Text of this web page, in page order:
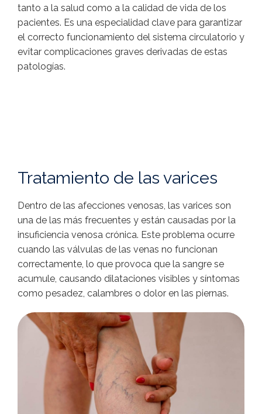
tanto a la salud como a la calidad de vida de los
pacientes. Es una especialidad clave para garantizar
el correcto funcionamiento del sistema circulatorio y
evitar complicaciones graves derivadas de estas
patologías.
Tratamiento de las varices
Dentro de las afecciones venosas, las varices son
una de las más frecuentes y están causadas por la
insuficiencia venosa crónica. Este problema ocurre
cuando las válvulas de las venas no funcionan
correctamente, lo que provoca que la sangre se
acumule, causando dilataciones visibles y síntomas
como pesadez, calambres o dolor en las piernas.